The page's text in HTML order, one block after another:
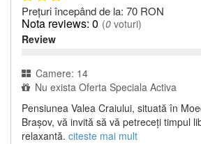
Prețuri începând de la: 70 RON
0 (0 voturi)
Review
Camere: 14
Nu exista Oferta Speciala Activa
Pensiunea Valea Craiului, situată în
Brașov, vă invită să vă petreceți timpul
relaxantă. citeste mai mult